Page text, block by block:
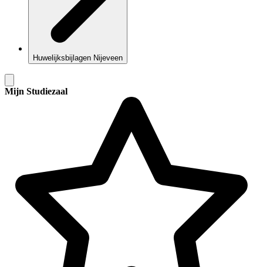
Huwelijksbijlagen Nijeveen
Mijn Studiezaal